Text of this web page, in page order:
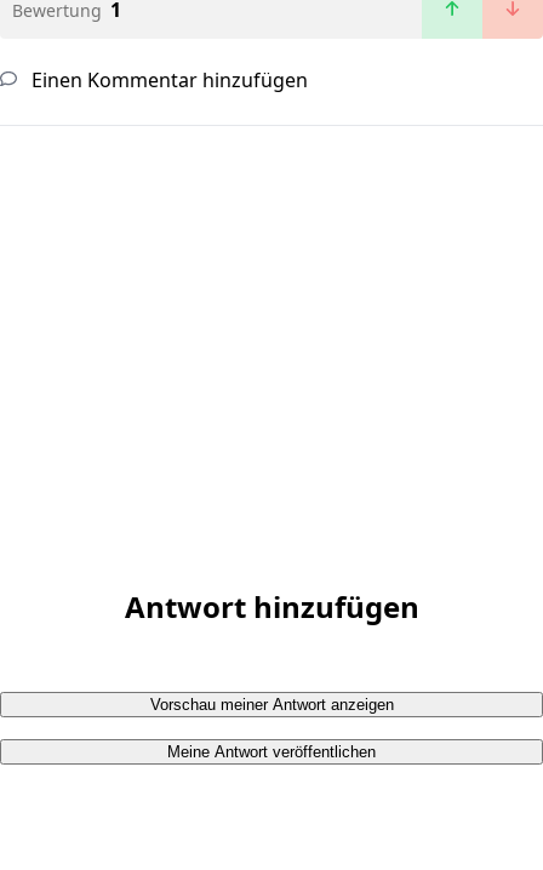
Bewertung 1
Einen Kommentar hinzufügen
Antwort hinzufügen
Vorschau meiner Antwort anzeigen
Meine Antwort veröffentlichen